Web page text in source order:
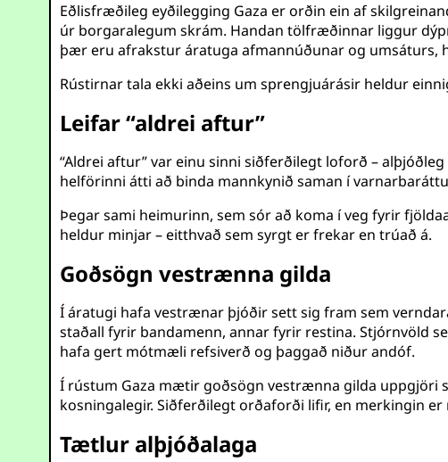
Eðlisfræðileg eyðilegging Gaza er orðin ein af
úr borgaralegum skrám. Handan tölfræðinnar liggur
þær eru afrakstur áratuga afmannúðunar og
Rústirnar tala ekki aðeins um sprengjuárásir heldur
Leifar “aldrei aftur”
“Aldrei aftur” var einu sinni siðferðilegt loforð –
helförinni átti að binda mannkynið saman í
Þegar sami heimurinn, sem sór að koma í veg fyrir
heldur minjar – eitthvað sem syrgt er frekar en trúað á.
Goðsögn vestrænna gilda
Í áratugi hafa vestrænar þjóðir sett sig fram sem
staðall fyrir bandamenn, annar fyrir restina. Stjórnvöld
hafa gert mótmæli refsiverð og þaggað niður andóf.
Í rústum Gaza mætir goðsögn vestrænna gilda uppgjöri
kosningalegir. Siðferðilegt orðaforði lifir, en merkingin er
Tætlur alþjóðalaga